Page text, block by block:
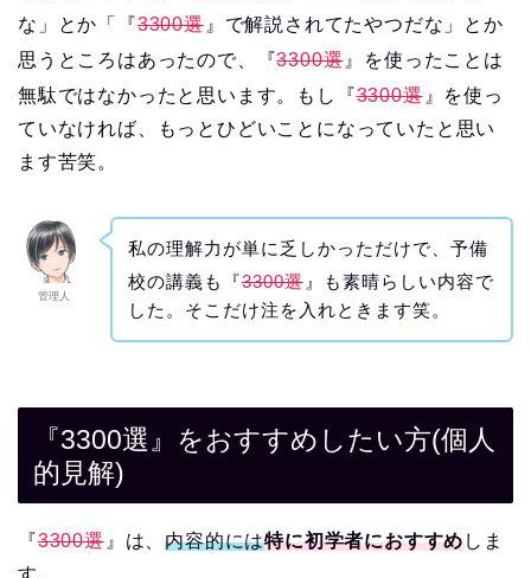
な」とか「『3300選 』で解説されてたやつだな」とか
思うところはあったので、『3300選 』を使ったことは
無駄ではなかったと思います。もし『3300選 』を使っ
ていなければ、もっとひどいことになっていたと思い
ます苦笑。
管理人
私の理解力が単に乏しかっただけで、予備
校の講義も『3300選 』も素晴らしい内容で
した。そこだけ注を入れときます笑。
『3300選』をおすすめしたい方(個人
的見解)
『3300選 』は、内容的には特に初学者におすすめしま
す。